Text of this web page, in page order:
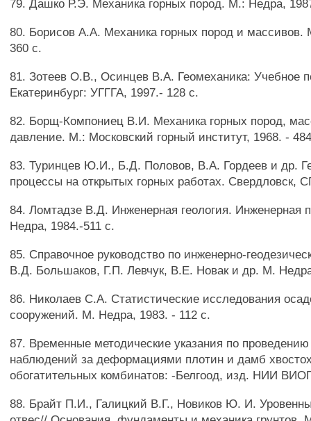
79. Дашко Р.Э. Механика горных пород. М.: Недра,
80. Борисов A.A. Механика горных пород и
360 с.
81. Зотеев О.В., Осинцев В.А. Геомеханика: Учебное
Екатеринбург: УГГГА, 1997.- 128 с.
82. Борщ-Компониец В.И. Механика горных пород,
давление. М.: Московский горный институт, 1968. -
83. Туринцев Ю.И., Б.Д. Половов, В.А. Гордеев и др.
процессы на открытых горных работах. Свердловск,
84. Ломтадзе В.Д. Инженерная геология. Инженерная
Недра, 1984.-511 с.
85. Справочное руководство по инженерно-
В.Д. Большаков, Г.П. Левчук, В.Е. Новак и др. М.
86. Николаев С.А. Статистические исследования
сооружений. М. Недра, 1983. - 112 с.
87. Временные методические указания по
наблюдений за деформациями плотин и дамб
обогатительных комбинатов: -Белгоод, изд. НИИ
88. Брайт П.И., Галицкий В.Г., Новиков Ю. И.